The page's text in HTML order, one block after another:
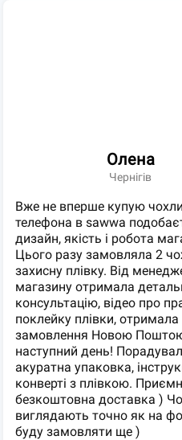
Олена
Чернігів
Вже не вперше купую
телефона в sawwa
дизайн, якість і робота
Цього разу замовляла 2
захисну плівку. Від
магазину отримала
консультацію, відео про
поклейку плівки, отримала
замовлення Новою
наступний день!
акуратна упаковка,
конверті з плівкою.
безкоштовна доставка )
виглядають точно як на
буду замовляти ще )